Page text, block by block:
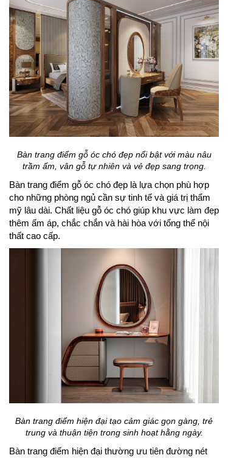
Bàn trang điểm gỗ óc chó đẹp nổi bật với màu nâu
trầm ấm, vân gỗ tự nhiên và vẻ đẹp sang trọng.
Bàn trang điểm gỗ óc chó đẹp là lựa chọn phù hợp
cho những phòng ngủ cần sự tinh tế và giá trị thẩm
mỹ lâu dài. Chất liệu gỗ óc chó giúp khu vực làm đẹp
thêm ấm áp, chắc chắn và hài hòa với tổng thể nội
thất cao cấp.
Bàn trang điểm hiện đại tạo cảm giác gọn gàng, trẻ
trung và thuận tiện trong sinh hoạt hằng ngày.
Bàn trang điểm hiện đại thường ưu tiên đường nét